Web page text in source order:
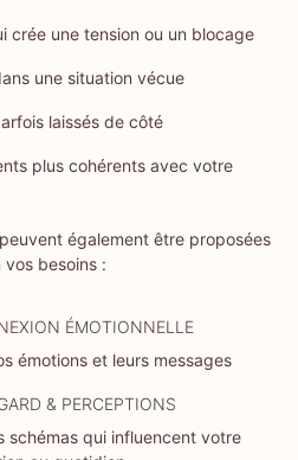
crée une tension ou un blocage
une situation vécue
laissés de côté
plus cohérents avec votre
également être proposées
vos besoins :
ÉMOTIONNELLE
émotions et leurs messages
& PERCEPTIONS
schémas qui influencent votre